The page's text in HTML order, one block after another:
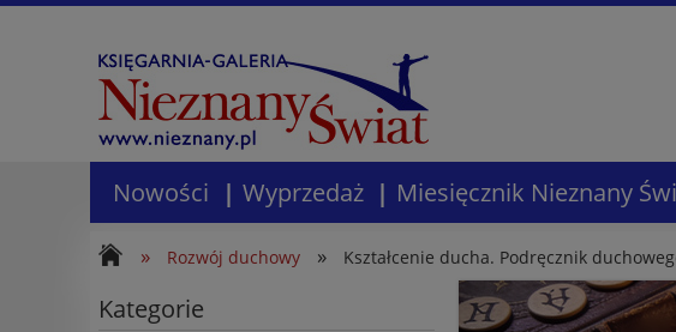
Nowości Wyprzedaż Miesięcznik Nieznany
» Rozwój duchowy » Kształcenie ducha. Podręcznik
Kategorie